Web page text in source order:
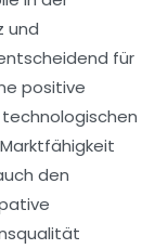
und
für
positive
technologischen
Marktfähigkeit
den